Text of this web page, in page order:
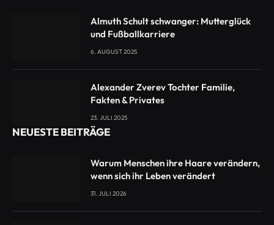
Almuth Schult schwanger: Mutterglück
und Fußballkarriere
6. AUGUST 2025
Alexander Zverev Tochter Familie,
Fakten & Privates
23. JULI 2025
NEUESTE BEITRÄGE
Warum Menschen ihre Haare verändern,
wenn sich ihr Leben verändert
31. JULI 2026